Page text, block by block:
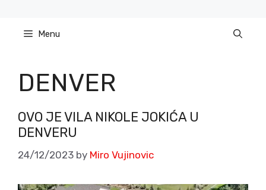
content Menu
DENVER
OVO JE VILA NIKOLE JOKIĆA U
DENVERU
24/12/2023 by Miro Vujinovic